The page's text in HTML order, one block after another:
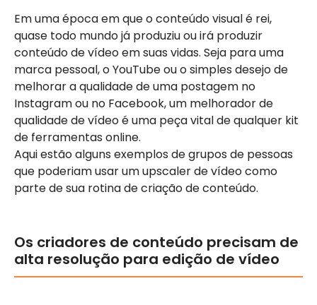
Em uma época em que o conteúdo visual é rei,
quase todo mundo já produziu ou irá produzir
conteúdo de vídeo em suas vidas. Seja para uma
marca pessoal, o YouTube ou o simples desejo de
melhorar a qualidade de uma postagem no
Instagram ou no Facebook, um melhorador de
qualidade de vídeo é uma peça vital de qualquer kit
de ferramentas online.
Aqui estão alguns exemplos de grupos de pessoas
que poderiam usar um upscaler de vídeo como
parte de sua rotina de criação de conteúdo.
Os criadores de conteúdo precisam de
alta resolução para edição de vídeo